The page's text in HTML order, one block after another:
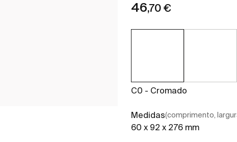
46,70 €
C0 - Cromado
Medidas(comprimento,
60 x 92 x 276 mm